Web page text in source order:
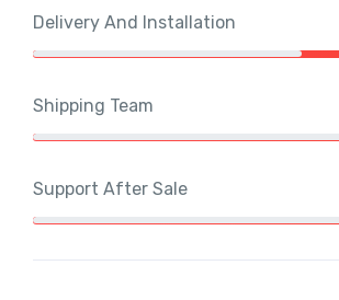
Delivery And Installation
Shipping Team
Support After Sale